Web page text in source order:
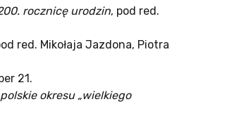
rocznicę urodzin, pod red.
red. Mikołaja Jazdona, Piotra
21.
okresu „wielkiego